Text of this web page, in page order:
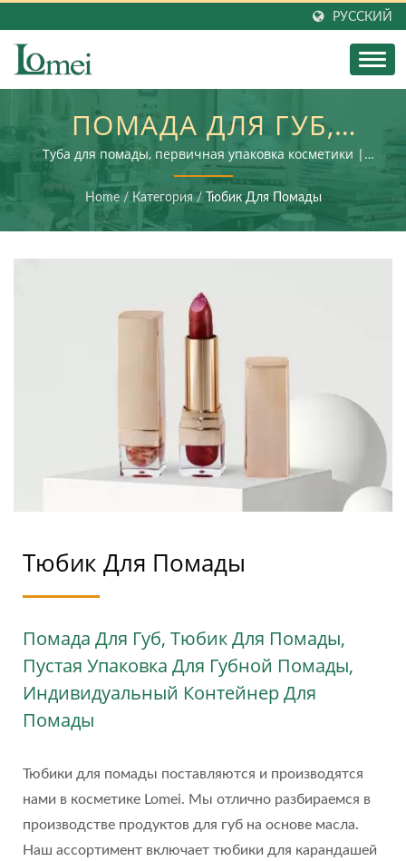
РУССКИЙ
ПОМАДА ДЛЯ ГУБ,
ТЮБИК ДЛЯ ПОМАДЫ,
ПУСТАЯ УПАКОВКА ДЛЯ
ГУБНОЙ ПОМАДЫ,
ИНДИВИДУАЛЬНЫЙ
КОНТЕЙНЕР ДЛЯ
ПОМАДЫ |
ЭКОЛОГИЧЕСКИЙ
БУМАЖНЫЙ
КОСМЕТИЧЕСКИЙ
УПАКОВКА: ШАГ К
ЗЕЛЕНОЙ КРАСОТЕ |
LOMEI
Туба для помады, первичная упаковка косметики |
Услуги включают производство косметических
контейнеров, вторичную обработку и сборку
конечного продукта
Home / Категория / Тюбик Для Помады
Тюбик Для Помады
Помада Для Губ, Тюбик Для Помады,
Пустая Упаковка Для Губной Помады,
Индивидуальный Контейнер Для
Помады
Тюбики для помады поставляются и производятся
нами в косметике Lomei. Мы отлично разбираемся в
производстве продуктов для губ на основе масла.
Наш ассортимент включает тюбики для карандашей